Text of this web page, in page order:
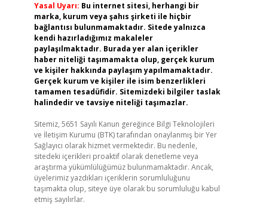
Yasal Uyarı: Bu internet sitesi, herhangi bir
marka, kurum veya şahıs şirketi ile hiçbir
bağlantısı bulunmamaktadır. Sitede yalnızca
kendi hazırladığımız makaleler
paylaşılmaktadır. Burada yer alan içerikler
haber niteliği taşımamakta olup, gerçek kurum
ve kişiler hakkında paylaşım yapılmamaktadır.
Gerçek kurum ve kişiler ile isim benzerlikleri
tamamen tesadüfidir. Sitemizdeki bilgiler taslak
halindedir ve tavsiye niteliği taşımazlar.
Sitemiz, 5651 Sayılı Kanun gereğince Bilgi Teknolojileri
ve İletişim Kurumu (BTK) tarafından onaylanmış bir Yer
Sağlayıcı olarak hizmet vermektedir. Bu nedenle,
sitedeki içerikleri proaktif olarak denetleme veya
araştırma yükümlülüğümüz bulunmamaktadır. Ancak,
üyelerimiz yazdıkları içeriklerin sorumluluğunu
taşımakta olup, siteye üye olarak bu sorumluluğu kabul
etmiş sayılırlar.